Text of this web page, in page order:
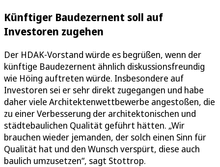
Künftiger Baudezernent soll auf
Investoren zugehen
Der HDAK-Vorstand würde es begrüßen, wenn der
künftige Baudezernent ähnlich diskussionsfreundig
wie Höing auftreten würde. Insbesondere auf
Investoren sei er sehr direkt zugegangen und habe
daher viele Architektenwettbewerbe angestoßen, die
zu einer Verbesserung der architektonischen und
städtebaulichen Qualität geführt hätten. „Wir
brauchen wieder jemanden, der solch einen Sinn für
Qualität hat und den Wunsch verspürt, diese auch
baulich umzusetzen“, sagt Stottrop.